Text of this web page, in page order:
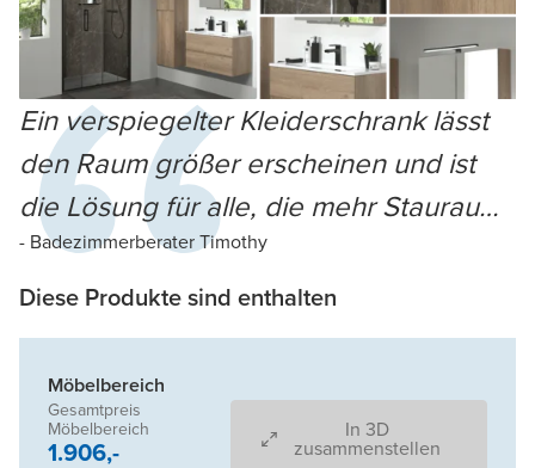
Ein verspiegelter Kleiderschrank lässt
den Raum größer erscheinen und ist
die Lösung für alle, die mehr Stauraum
wünschen
- Badezimmerberater Timothy
Diese Produkte sind enthalten
Möbelbereich
Gesamtpreis
Möbelbereich
1.906,-
In 3D
zusammenstellen